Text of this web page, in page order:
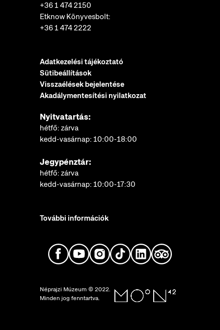
+36 1 474 2150
Etknow Könyvesbolt:
+36 1 474 2222
Adatkezelési tájékoztató
Sütibeállítások
Visszaélések bejelentése
Akadálymentesítési nyilatkozat
Nyitvatartás:
hétfő: zárva
kedd-vasárnap: 10:00-18:00
Jegypénztár:
hétfő: zárva
kedd-vasárnap: 10:00-17:30
További információk
Néprajzi Múzeum © 2022.
Minden jog fenntartva.